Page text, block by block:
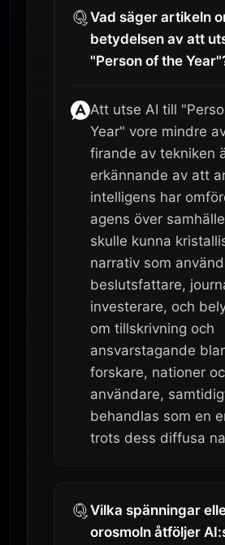
Vad säger artikeln
betydelsen av att
"Person of the
Att utse AI till
Year" vore mindre
firande av tekniken
erkännande av att
intelligens har
agens över
skulle kunna
narrativ som
beslutsfattare,
investerare, och
om tillskrivning och
ansvarstagande
forskare, nationer
användare,
behandlas som en
trots dess diffusa
Vilka spänningar
orosmoln åtföljer